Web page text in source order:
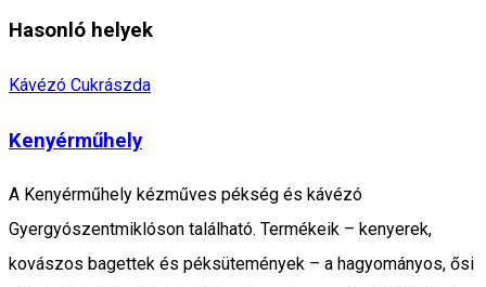
Hasonló helyek
Kávézó Cukrászda
Kenyérműhely
A Kenyérműhely kézműves pékség és kávézó
Gyergyószentmiklóson található. Termékeik – kenyerek,
kovászos bagettek és péksütemények – a hagyományos, ősi